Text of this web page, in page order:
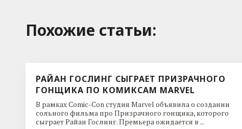
Похожие cтатьи:
РАЙАН ГОСЛИНГ СЫГРАЕТ ПРИЗРАЧНОГО
ГОНЩИКА ПО КОМИКСАМ MARVEL
В рамках Comic-Con студия Marvel объявила о создании
сольного фильма про Призрачного гонщика, которого
сыграет Райан Гослинг. Премьера ожидается в ...